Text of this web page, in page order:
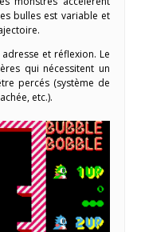
bulles est variable et
et réflexion. Le
qui nécessitent un
percés (système de
etc.).